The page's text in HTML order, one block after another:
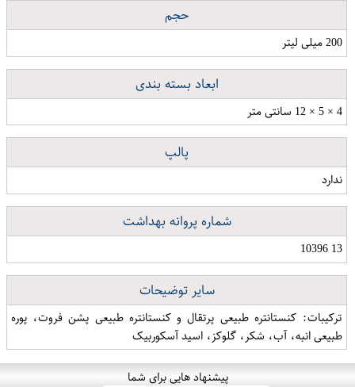
حجم
200 میلی لیتر
ابعاد بسته بندی
4 × 5 × 12 سانتی متر
پالپ
ندارد
شماره پروانه بهداشت
13 10396
سایر توضیحات
ترکیبات: کنستانتره طبیعی پرتقال و کنستانتره طبیعی پشن فروت، پوره
طبیعی انبه، آب، شکر، گلوکز، اسید آسکوربیک
پیشنهاد هایی برای شما